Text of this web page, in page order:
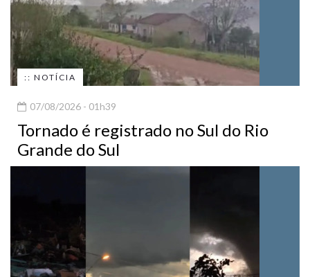
:: NOTÍCIA
07/08/2026 - 01h39
Tornado é registrado no Sul do Rio
Grande do Sul